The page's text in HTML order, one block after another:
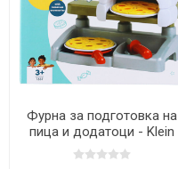
Фурна за подготовка на
пица и додатоци - Klein